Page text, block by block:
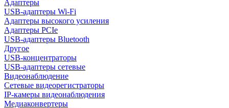
Адаптеры
USB-адаптеры Wi-Fi
Адаптеры высокого усиления
Адаптеры PCIe
USB-адаптеры Bluetooth
Другое
USB-концентраторы
USB-адаптеры сетевые
Видеонаблюдение
Сетевые видеорегистраторы
IP-камеры видеонаблюдения
Медиаконвертеры